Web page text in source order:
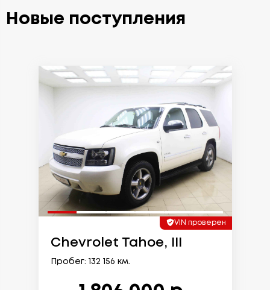
Новые поступления
VIN проверен
Chevrolet Tahoe, III
Пробег: 132 156 км.